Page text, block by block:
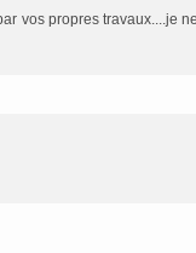
vos propres travaux....je